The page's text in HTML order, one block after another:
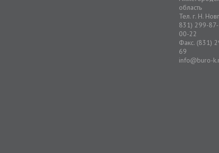
область
Тел. г. Н.
831) 299-
00-22
Факс. (831)
69
info@buro-